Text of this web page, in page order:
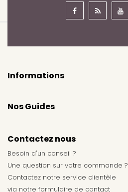
Informations
Nos Guides
Contactez nous
Besoin d'un conseil ?
Une question sur votre commande ?
Contactez notre service clientèle
via notre formulaire de contact